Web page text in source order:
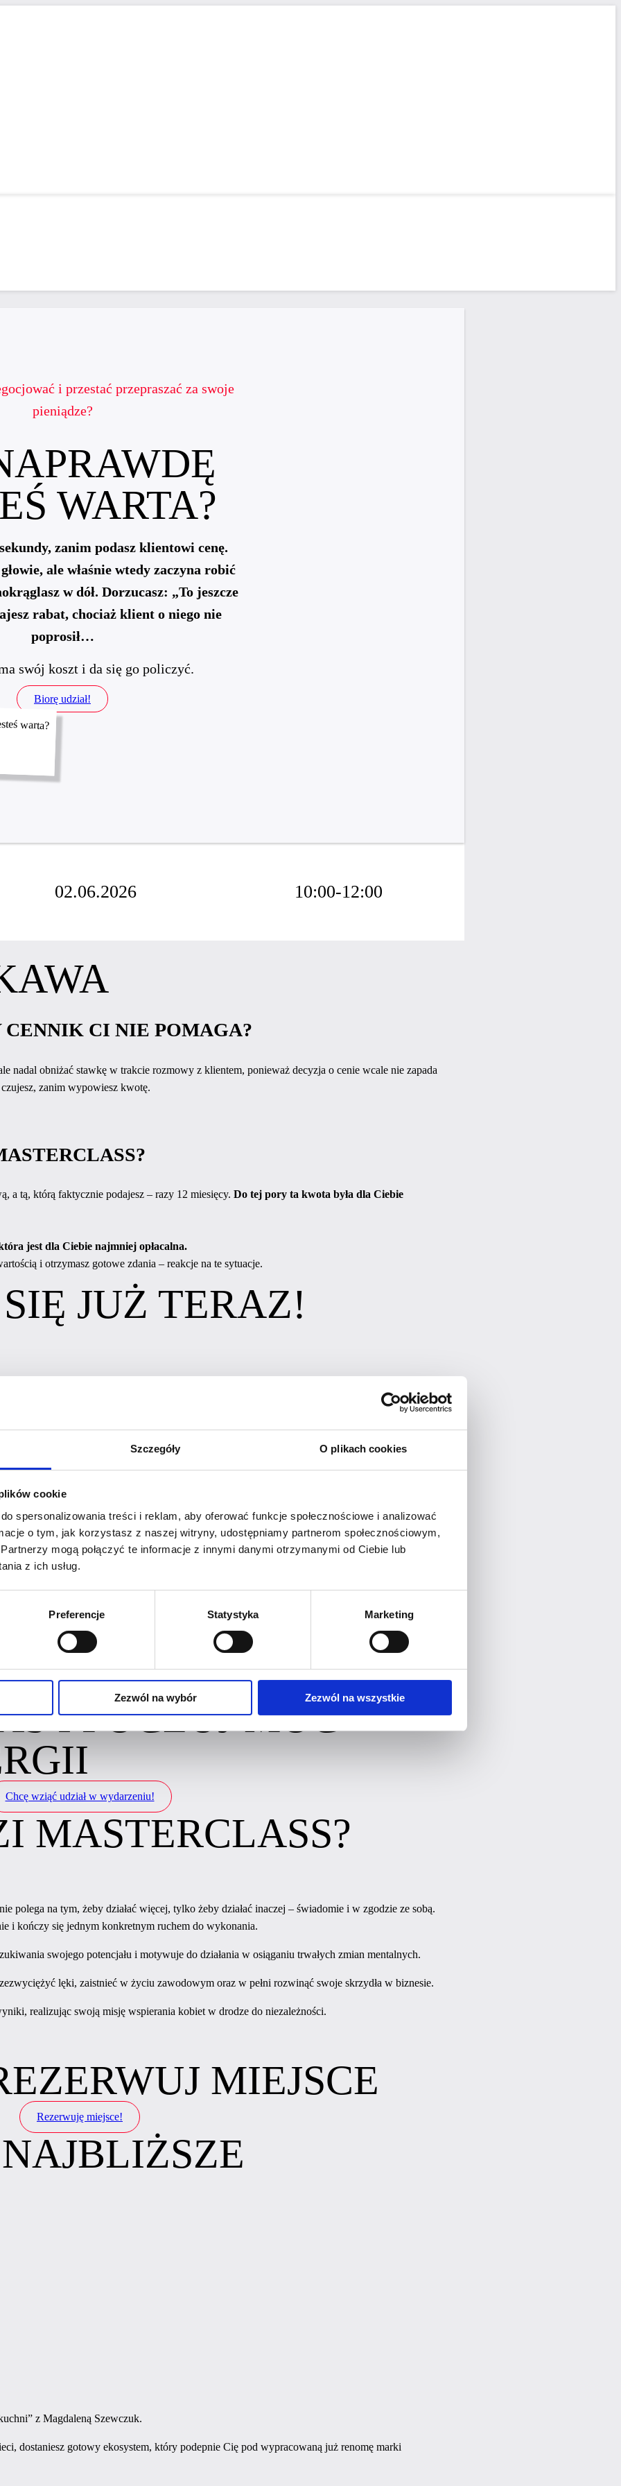
Szczegóły O plikach cookies
cookie
spersonalizowania treści i reklam, aby oferować funkcje społecznościowe i analizować
o tym, jak korzystasz z naszej witryny, udostępniamy partnerom społecznościowym,
mogą połączyć te informacje z innymi danymi otrzymanymi od Ciebie lub
z ich usług.
Preferencje Statystyka Marketing
Zezwól na wybór Zezwól na wszystkie
i przestać przepraszać za swoje
pieniądze?
WARTA?
zanim podasz klientowi cenę.
ale właśnie wtedy zaczyna robić
w dół. Dorzucasz: „To jeszcze
rabat, chociaż klient o niego nie
poprosił…
swój koszt i da się go policzyć.
Biorę udział!
02.06.2026 10:00-12:00
CI NIE POMAGA?
nadal obniżać stawkę w trakcie rozmowy z klientem, ponieważ decyzja o cenie wcale nie zapada
zanim wypowiesz kwotę.
a tą, którą faktycznie podajesz – razy 12 miesięcy. Do tej pory ta kwota była dla Ciebie
jest dla Ciebie najmniej opłacalna.
i otrzymasz gotowe zdania – reakcje na te sytuacje.
JUŻ TERAZ!
ILE NAPRAWDĘ JESTEŚ WARTA?
INSPIRUJĄCA KAWA?
„prawdziwą stawkę” i osobną, niższą, którą rzeczywiście podaje klientom.
w teorii i gubi ją w rozmowie z klientem.
że rozpoznajesz w sobie ten moment i masz dość płacenia za niego.
I POCZUJ MOC
Chcę wziąć udział w wydarzeniu!
MASTERCLASS?
polega na tym, żeby działać więcej, tylko żeby działać inaczej – świadomie i w zgodzie ze sobą.
i kończy się jednym konkretnym ruchem do wykonania.
swojego potencjału i motywuje do działania w osiąganiu trwałych zmian mentalnych.
lęki, zaistnieć w życiu zawodowym oraz w pełni rozwinąć swoje skrzydła w biznesie.
realizując swoją misję wspierania kobiet w drodze do niezależności.
MIEJSCE
Rezerwuję miejsce!
z Magdaleną Szewczuk.
dostaniesz gotowy ekosystem, który podepnie Cię pod wypracowaną już renomę marki